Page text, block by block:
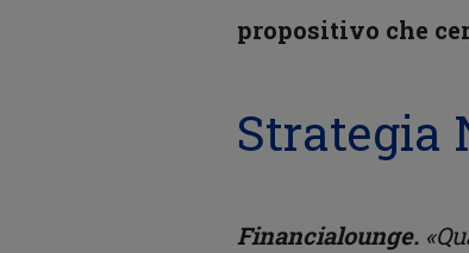
propositivo che
Strategia
Financialounge.